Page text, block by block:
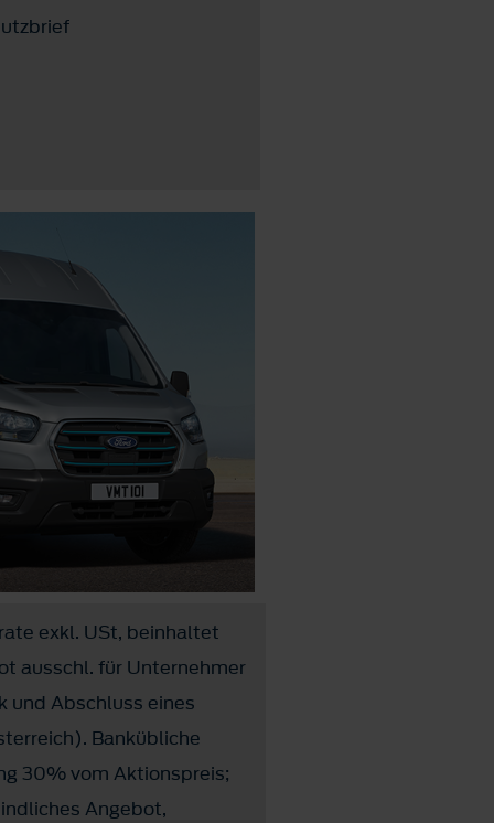
exkl. USt, beinhaltet
ausschl. für Unternehmer
und Abschluss eines
Bankübliche
30% vom Aktionspreis;
Angebot,